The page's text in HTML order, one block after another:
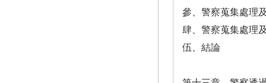
參、警察蒐集處理
肆、警察蒐集處理
伍、結論